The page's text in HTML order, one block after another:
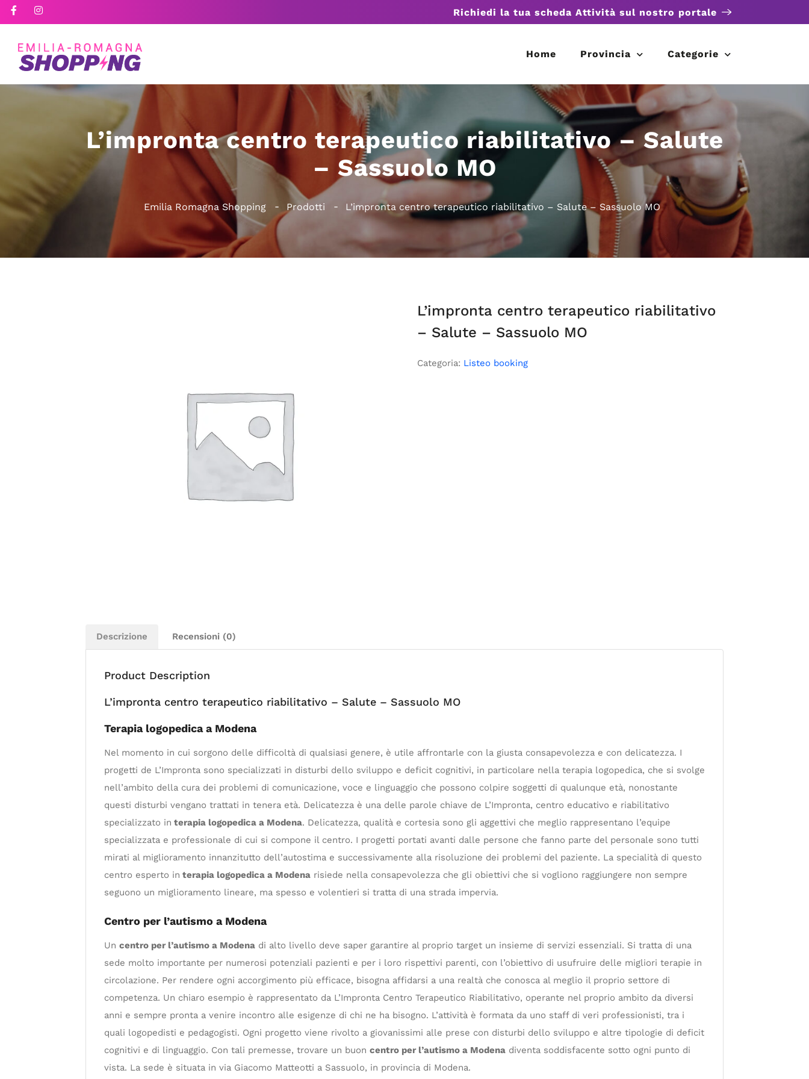
Richiedi la tua scheda Attività sul nostro portale
Home Provincia Categorie
L’impronta centro terapeutico riabilitativo – Salute
– Sassuolo MO
Emilia Romagna Shopping Prodotti L’impronta centro terapeutico riabilitativo – Salute – Sassuolo MO
L’impronta centro terapeutico riabilitativo
– Salute – Sassuolo MO
Categoria: Listeo booking
Descrizione Recensioni (0)
Product Description
L’impronta centro terapeutico riabilitativo – Salute – Sassuolo MO
Terapia logopedica a Modena
Nel momento in cui sorgono delle difficoltà di qualsiasi genere, è utile affrontarle con la giusta consapevolezza e con delicatezza. I
progetti de L’Impronta sono specializzati in disturbi dello sviluppo e deficit cognitivi, in particolare nella terapia logopedica, che si svolge
nell’ambito della cura dei problemi di comunicazione, voce e linguaggio che possono colpire soggetti di qualunque età, nonostante
questi disturbi vengano trattati in tenera età. Delicatezza è una delle parole chiave de L’Impronta, centro educativo e riabilitativo
specializzato in terapia logopedica a Modena. Delicatezza, qualità e cortesia sono gli aggettivi che meglio rappresentano l’equipe
specializzata e professionale di cui si compone il centro. I progetti portati avanti dalle persone che fanno parte del personale sono tutti
mirati al miglioramento innanzitutto dell’autostima e successivamente alla risoluzione dei problemi del paziente. La specialità di questo
centro esperto in terapia logopedica a Modena risiede nella consapevolezza che gli obiettivi che si vogliono raggiungere non sempre
seguono un miglioramento lineare, ma spesso e volentieri si tratta di una strada impervia.
Centro per l’autismo a Modena
Un centro per l’autismo a Modena di alto livello deve saper garantire al proprio target un insieme di servizi essenziali. Si tratta di una
sede molto importante per numerosi potenziali pazienti e per i loro rispettivi parenti, con l’obiettivo di usufruire delle migliori terapie in
circolazione. Per rendere ogni accorgimento più efficace, bisogna affidarsi a una realtà che conosca al meglio il proprio settore di
competenza. Un chiaro esempio è rappresentato da L’Impronta Centro Terapeutico Riabilitativo, operante nel proprio ambito da diversi
anni e sempre pronta a venire incontro alle esigenze di chi ne ha bisogno. L’attività è formata da uno staff di veri professionisti, tra i
quali logopedisti e pedagogisti. Ogni progetto viene rivolto a giovanissimi alle prese con disturbi dello sviluppo e altre tipologie di deficit
cognitivi e di linguaggio. Con tali premesse, trovare un buon centro per l’autismo a Modena diventa soddisfacente sotto ogni punto di
vista. La sede è situata in via Giacomo Matteotti a Sassuolo, in provincia di Modena.